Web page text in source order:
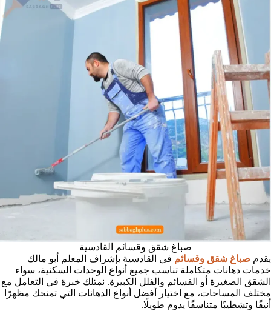
صباغ شقق وقسائم القادسية
يقدم صباغ شقق وقسائم في القادسية بإشراف المعلم أبو مالك
خدمات دهانات متكاملة تناسب جميع أنواع الوحدات السكنية، سواء
الشقق الصغيرة أو القسائم والفلل الكبيرة. نمتلك خبرة في التعامل مع
مختلف المساحات، مع اختيار أفضل أنواع الدهانات التي تمنحك مظهرًا
أنيقًا وتشطيبًا متناسقًا يدوم طويلًا.